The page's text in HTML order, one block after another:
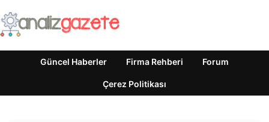
Güncel Haberler Firma Rehberi Forum
Çerez Politikası